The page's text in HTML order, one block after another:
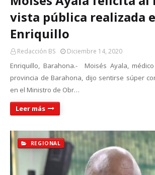
vista pública realizada
Enriquillo
Redacción BS Diciembre 14, 2020
Enriquillo, Barahona.- Moisés Ayala,
provincia de Barahona, dijo sentirse súper
en el Ministro de Obr…
Leer más
REGIONAL